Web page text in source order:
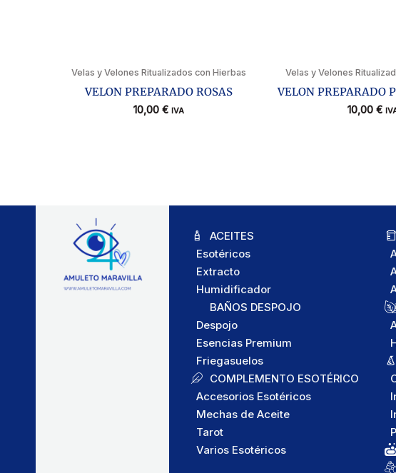
Velas y Velones Ritualizados con Hierbas
VELON PREPARADO ROSAS
10,00 € IVA
Velas y Velones
VELON PREPARADO
10,00 €
ACEITES
Esotéricos
Extracto
Humidificador
BAÑOS DESPOJO
Despojo
Esencias Premium
Friegasuelos
COMPLEMENTO ESOTÉRICO
Accesorios Esotéricos
Mechas de Aceite
Tarot
Varios Esotéricos